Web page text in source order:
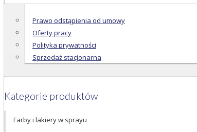
Prawo odstąpienia od umowy
Oferty pracy
Polityka prywatności
Sprzedaż stacjonarna
Kategorie produktów
Farby i lakiery w sprayu